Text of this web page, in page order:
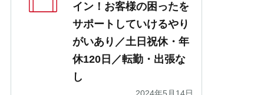
イン！お客様の困ったを
サポートしていけるやり
がいあり／土日祝休・年
休120日／転勤・出張な
し